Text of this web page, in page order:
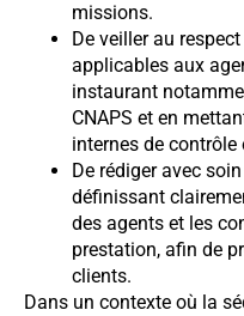
missions.
De veiller au
applicables aux
instaurant
CNAPS et en
internes de contrôle
De rédiger avec
définissant
des agents et les
prestation, afin de
clients.
Dans un contexte où la